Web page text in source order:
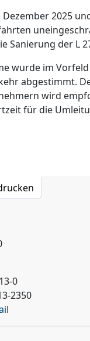
2025
Sanierung der L
wurde im
abgestimmt.
wird
für die
0
2350